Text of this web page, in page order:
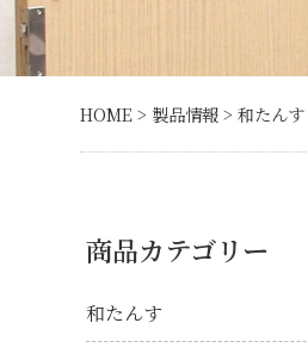
HOME> 製品情報>和たんす
商品カテゴリー
和たんす